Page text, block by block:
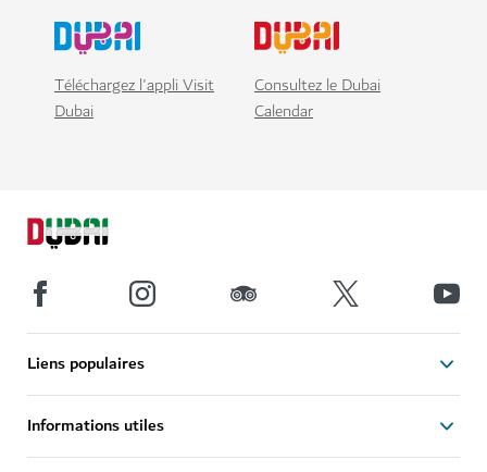
Téléchargez l'appli Visit
Dubai
Consultez le Dubai
Calendar
Liens populaires
Informations utiles